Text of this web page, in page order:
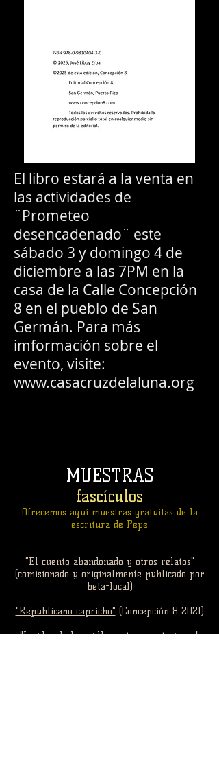
El libro estará a la venta en
las actividades de
¨Prometeo
desencadenado¨ este
sábado 3 y domingo 4 de
diciembre a las 7PM en la
casa de la Calle Concepción
8 en el pueblo de San
Germán. Para más
imformación sobre el
evento, visite:
www.casacruzdelaluna.org
MUESTRAS
fascículos
Ofrecemos aquí muestras gratuitas de la
escritura de Pepe
"El cuento abandonado y otros relatos"
(comisionado y originalmente publicado por
beta-local)
"Republicano capricho" (Concepción 8 2021)
"La idea de la rejilla y otras anotaciones"